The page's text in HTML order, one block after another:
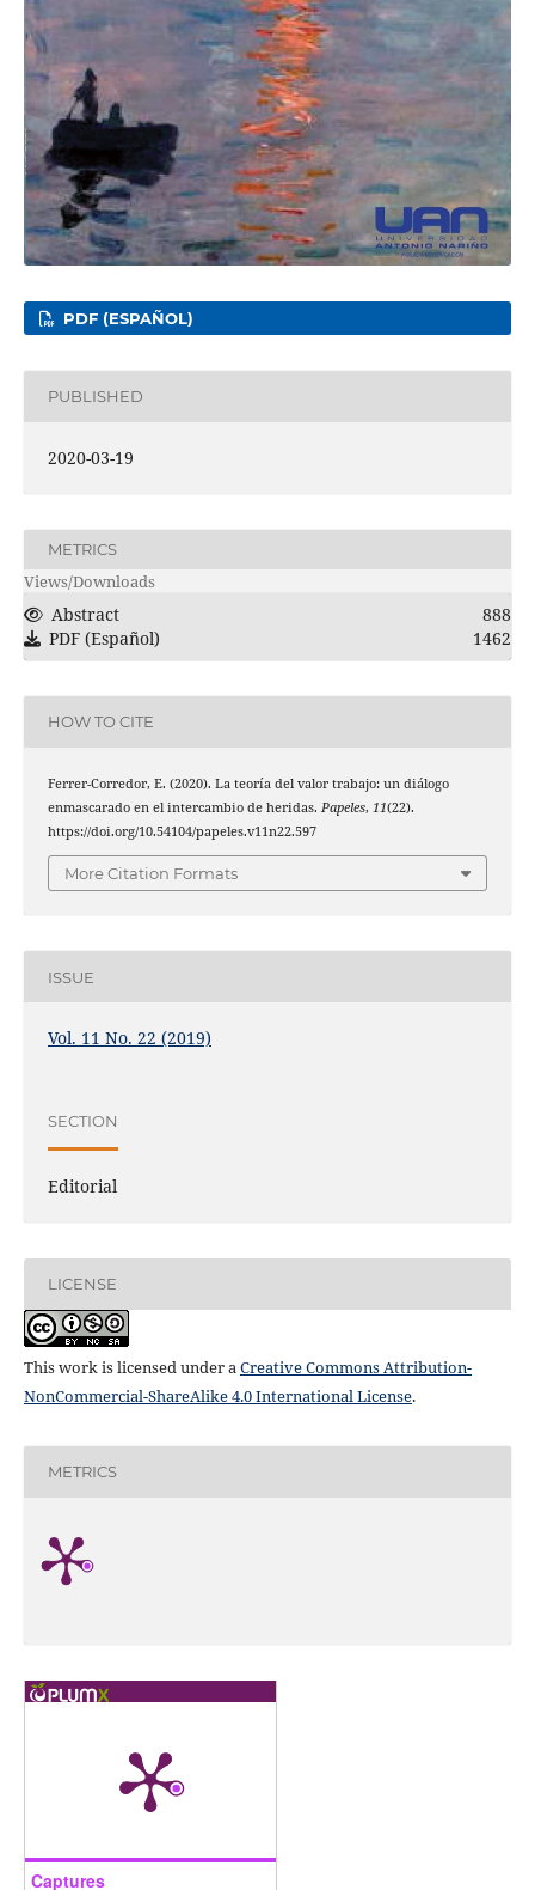
PDF (ESPAÑOL)
PUBLISHED
2020-03-19
METRICS
Views/Downloads
Abstract
888
PDF (Español)
1462
HOW TO CITE
Ferrer-Corredor, E. (2020). La teoría del valor trabajo: un diálogo
enmascarado en el intercambio de heridas. Papeles, 11(22).
https://doi.org/10.54104/papeles.v11n22.597
More Citation Formats
ISSUE
Vol. 11 No. 22 (2019)
SECTION
Editorial
LICENSE
This work is licensed under aCreative Commons Attribution-
NonCommercial-ShareAlike 4.0 International License.
METRICS
Captures